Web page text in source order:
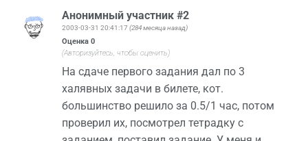
Анонимный участник #2
2003-03-31 20:41:17 (284 месяца назад)
Оценка 0
(Авторизуйтесь, чтобы оценить)
На сдаче первого задания дал по 3
халявных задачи в билете, кот.
большинство решило за 0.5/1 час, потом
проверил их, посмотрел тетрадку с